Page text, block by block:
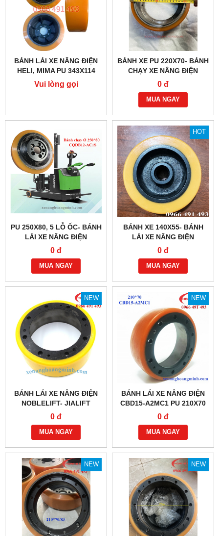
BÁNH LÁI XE NÂNG ĐIỆN
HELI, MIMA PU 343X114
MỚI 100%
Vui lòng gọi
BÁNH XE PU 220X70- BÁNH
CHẠY XE NÂNG ĐIỆN
NOBLELIFT PTE15
0 đ
MUA NGAY
PU 250X80, 5 LỖ ỐC- BÁNH
LÁI XE NÂNG ĐIỆN
HANGCHA
0 đ
MUA NGAY
HOT
BÁNH XE 140X55- BÁNH
LÁI XE NÂNG ĐIỆN
HANGCHA CBD15,CBD18
0 đ
MUA NGAY
NEW
BÁNH LÁI XE NÂNG ĐIỆN
NOBLELIFT- JIALIFT
210X70/83
0 đ
MUA NGAY
NEW
BÁNH LÁI XE NÂNG ĐIỆN
CBD15-A2MC1 PU 210X70
0 đ
MUA NGAY
NEW NEW